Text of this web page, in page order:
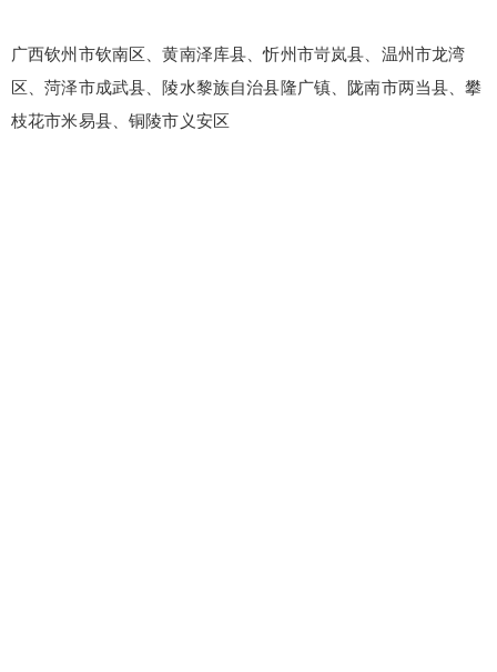
广西钦州市钦南区、黄南泽库县、忻州市岢岚县、温州市龙湾
区、菏泽市成武县、陵水黎族自治县隆广镇、陇南市两当县、攀
枝花市米易县、铜陵市义安区